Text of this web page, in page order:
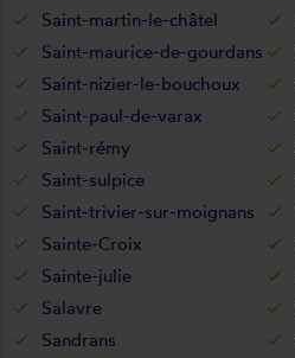
Saint-martin-le-châtel
Saint-maurice-de-gourdans
Saint-nizier-le-bouchoux
Saint-paul-de-varax
Saint-rémy
Saint-sulpice
Saint-trivier-sur-moignans
Sainte-Croix
Sainte-julie
Salavre
Sandrans